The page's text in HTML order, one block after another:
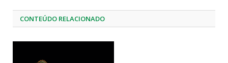
CONTEÚDO RELACIONADO